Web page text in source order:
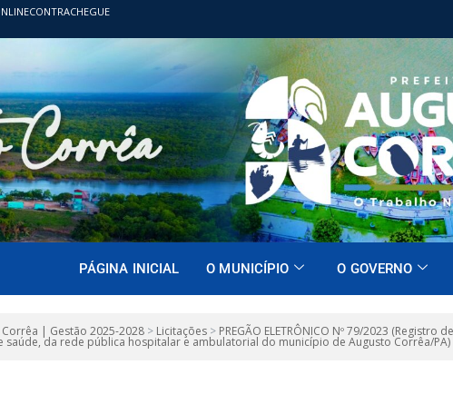
CONTRACHEGUE
PÁGINA INICIAL O MUNICÍPIO O GOVERNO
| Gestão 2025-2028 > Licitações > PREGÃO ELETRÔNICO Nº 79/2023
saúde, da rede pública hospitalar e ambulatorial do município de Augusto Corrêa/PA)